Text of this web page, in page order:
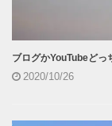
ブログかYouTubeどっ
2020/10/26